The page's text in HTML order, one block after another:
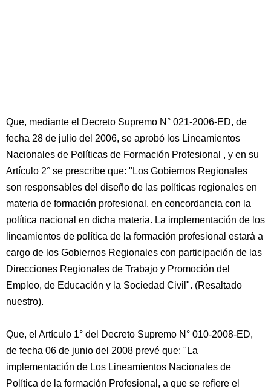
Que, mediante el Decreto Supremo N° 021-2006-ED, de
fecha 28 de julio del 2006, se aprobó los Lineamientos
Nacionales de Políticas de Formación Profesional , y en su
Artículo 2° se prescribe que: "Los Gobiernos Regionales
son responsables del diseño de las políticas regionales en
materia de formación profesional, en concordancia con la
política nacional en dicha materia. La implementación de los
lineamientos de política de la formación profesional estará a
cargo de los Gobiernos Regionales con participación de las
Direcciones Regionales de Trabajo y Promoción del
Empleo, de Educación y la Sociedad Civil". (Resaltado
nuestro).
Que, el Artículo 1° del Decreto Supremo N° 010-2008-ED,
de fecha 06 de junio del 2008 prevé que: "La
implementación de Los Lineamientos Nacionales de
Política de la formación Profesional, a que se refiere el